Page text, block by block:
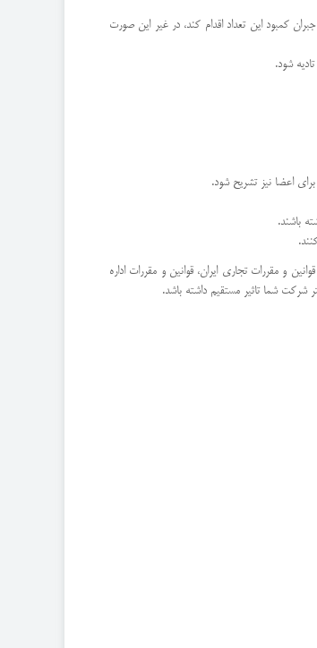
کمبود این تعداد اقدام کند، در غیر این صورت
اعضا نیز تشریح شود.
باشند.
و مقررات تجاری ایران، قوانین و مقررات اداره
شرکت شما تاثیر مستقیم داشته باشد.